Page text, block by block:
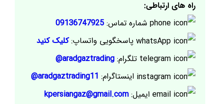
راه های ارتباطی:
شماره تماس: 09136747925
پاسخگویی واتساپ:کلیک کنید
تلگرام: aradgaztrading@
اینستاگرام: aradgaztrading11@
ایمیل: kpersiangaz@gmail.com